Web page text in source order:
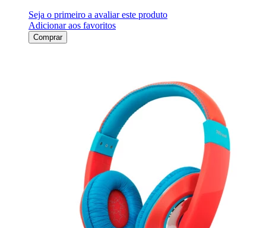
Seja o primeiro a avaliar este produto
Adicionar aos favoritos
Comprar